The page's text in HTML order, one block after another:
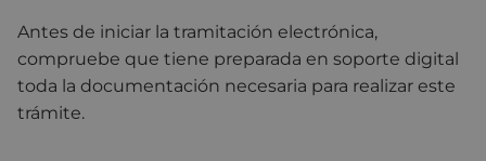
Antes de iniciar la tramitación electrónica,
compruebe que tiene preparada en soporte digital
toda la documentación necesaria para realizar este
trámite.